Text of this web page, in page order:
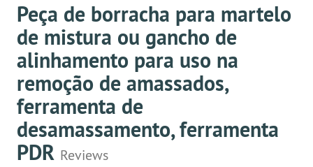
Peça de borracha para martelo
de mistura ou gancho de
alinhamento para uso na
remoção de amassados,
ferramenta de
desamassamento, ferramenta
PDR Reviews